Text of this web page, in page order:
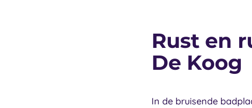
Rust en
De Koog
In de bruisende